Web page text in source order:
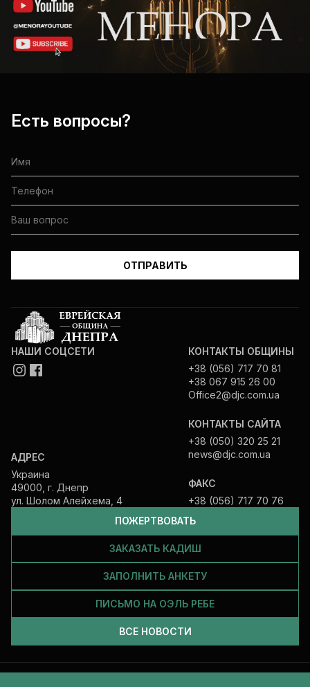
Есть вопросы?
ПОЖЕРТВОВАТЬ
ЗАКАЗАТЬ КАДИШ
ЗАПОЛНИТЬ АНКЕТУ
ПИСЬМО НА ОЭЛЬ РЕБЕ
ВСЕ НОВОСТИ
НАШИ СОЦСЕТИ
АДРЕС
Украина
49000, г. Днепр
ул. Шолом Алейхема, 4
КОНТАКТЫ ОБЩИНЫ
+38 (056) 717 70 81
+38 067 915 26 00
Office2@djc.com.ua
КОНТАКТЫ САЙТА
+38 (050) 320 25 21
news@djc.com.ua
ФАКС
+38 (056) 717 70 76